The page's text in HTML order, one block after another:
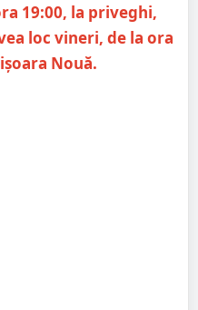
19:00, la priveghi,
loc vineri, de la ora
Nouă.